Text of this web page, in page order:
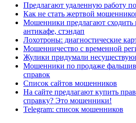
Предлагают удаленную работу
Как не стать жертвой
Мошенники предлагают сходить
антикафе, стэндап
Лохотроны: диагностические
Мошенничество с временной
Жулики придумали
Мошенники по продаже
справок
Список сайтов мошенников
На сайте предлагают купить
справку? Это мошенники!
Telegram: список мошенников